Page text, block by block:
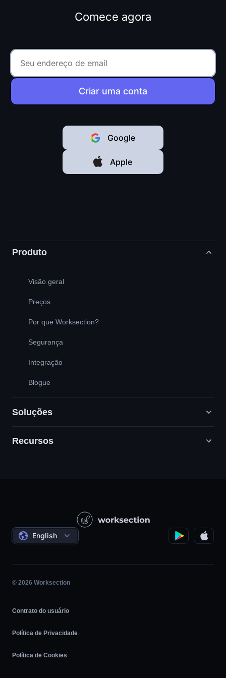
Comece agora
Criar uma conta
Google
Apple
Produto
Visão geral
Preços
Por que Worksection?
Segurança
Integração
Blogue
Soluções
Agências de marketing digital
Projetos Governamentais/Sociais
Gerenciamento de projetos
Trabalho por hora
Ágil
Recursos
Acordos
English
© 2026 Worksection
Contrato do usuário
Política de Privacidade
Política de Cookies